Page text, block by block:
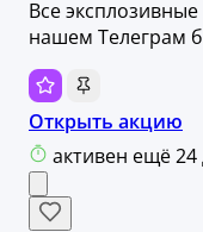
Все
нашем Телеграм
Открыть акцию
активен ещё 24